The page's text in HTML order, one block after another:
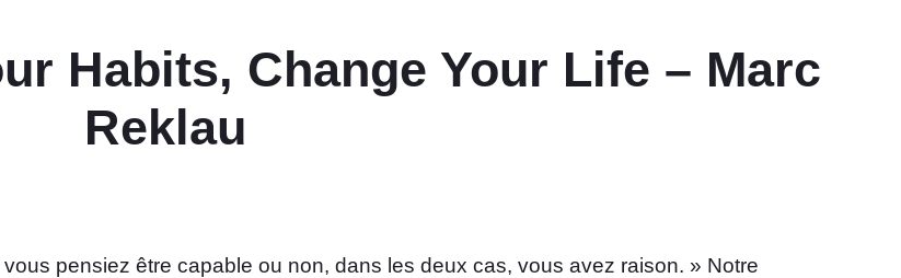
Habits, Change Your Life – Marc
Reklau
pensiez être capable ou non, dans les deux cas, vous avez raison. » Notre